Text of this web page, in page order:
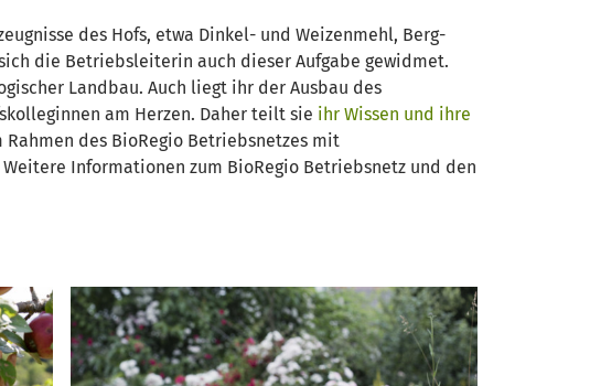
des Hofs, etwa Dinkel- und Weizenmehl, Berg-
die Betriebsleiterin auch dieser Aufgabe gewidmet.
Landbau. Auch liegt ihr der Ausbau des
am Herzen. Daher teilt sie ihr Wissen und ihre
des BioRegio Betriebsnetzes mit
Informationen zum BioRegio Betriebsnetz und den